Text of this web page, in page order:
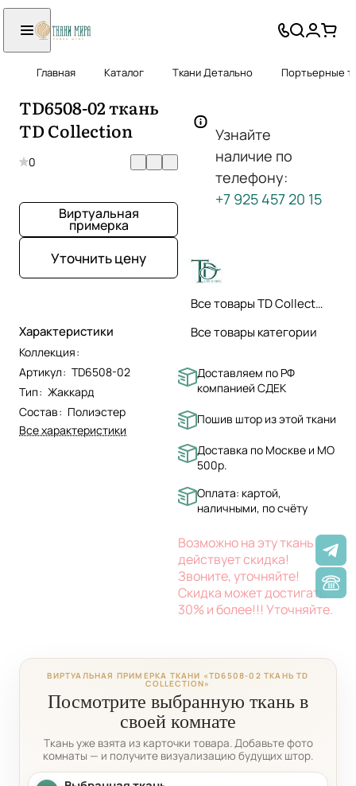
Главная Каталог Ткани Детально Портьерные
TD6508-02 ткань
TD Collection
0
Виртуальная
примерка
Уточнить цену
Характеристики
Коллекция:
Артикул: TD6508-02
Тип: Жаккард
Состав: Полиэстер
Все характеристики
Узнайте
наличие по
телефону:
+7 925 457 20 15
Все товары TD Collection
Все товары категории
Доставляем по РФ
компанией СДЕК
Пошив штор из этой ткани
Доставка по Москве и МО
500р.
Оплата: картой,
наличными, по счёту
Возможно на эту ткань
действует скидка!
Звоните, уточняйте!
Скидка может достигать
30% и более!!! Уточняйте.
ВИРТУАЛЬНАЯ ПРИМЕРКА ТКАНИ «TD6508-02 ТКАНЬ TD
COLLECTION»
Посмотрите выбранную ткань в
своей комнате
Ткань уже взята из карточки товара. Добавьте фото
комнаты — и получите визуализацию будущих штор.